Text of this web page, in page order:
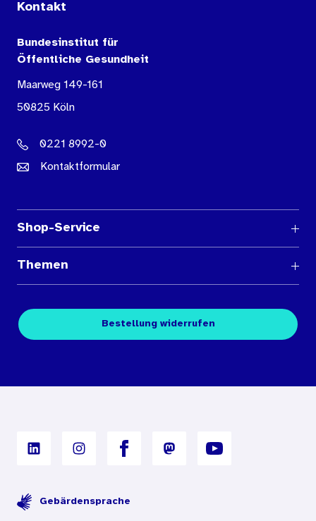
Kontakt
Bundesinstitut für
Öffentliche Gesundheit
Maarweg 149-161
50825 Köln
0221 8992-0
Kontaktformular
Shop-Service
Medienübersichten
Kontakt
Themen
Fachpublikationen
Digitales Archiv
Bestellung widerrufen
Gebärdensprache